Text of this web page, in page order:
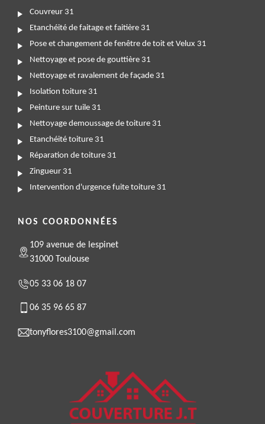
Couvreur 31
Etanchéité de faitage et faitière 31
Pose et changement de fenêtre de toit et Velux 31
Nettoyage et pose de gouttière 31
Nettoyage et ravalement de façade 31
Isolation toiture 31
Peinture sur tuile 31
Nettoyage demoussage de toiture 31
Etanchéité toiture 31
Réparation de toiture 31
Zingueur 31
Intervention d'urgence fuite toiture 31
NOS COORDONNÉES
109 avenue de lespinet
31000 Toulouse
05 33 06 18 07
06 35 96 65 87
tonyflores3100@gmail.com